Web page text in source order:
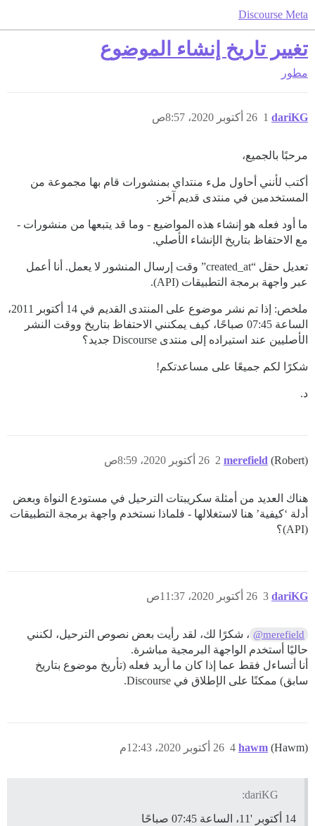
Discourse Meta
تغيير تاريخ إنشاء الموضوع
مطور
dariKG 26 أكتوبر 2020، 8:57ص 1
مرحبًا بالجميع،
أكتب لأنني أحاول ملء منتداي بمنشورات قام بها مجموعة من
المستخدمين في منتدى قديم آخر.
ما أود فعله هو إنشاء هذه المواضيع - وما قد يتبعها من منشورات -
مع الاحتفاظ بتاريخ الإنشاء الأصلي.
تعديل حقل “created_at” وقت إرسال المنشور لا يعمل. أنا أعمل
عبر واجهة برمجة التطبيقات (API).
ملخص: إذا تم نشر موضوع على المنتدى القديم في 14 أكتوبر 2011،
الساعة 07:45 صباحًا، كيف يمكنني الاحتفاظ بتاريخ ووقت النشر
الأصليين عند استيراده إلى منتدى Discourse جديد؟
شكرًا لكم جميعًا على مساعدتكم!
د.
merefield (Robert) 26 أكتوبر 2020، 8:59ص 2
هناك العديد من أمثلة سكريبتات الترحيل في مستودع النواة وبعض
أدلة ‘كيفية’ هنا لاستغلالها - فلماذا نستخدم واجهة برمجة التطبيقات
(API)؟
dariKG 26 أكتوبر 2020، 11:37ص 3
@merefield ، شكرًا لك، لقد رأيت بعض نصوص الترحيل، لكنني
حاليًا أستخدم الواجهة البرمجية مباشرة.
أنا أتساءل فقط عما إذا كان ما أريد فعله (تأريخ موضوع بتاريخ
سابق) ممكنًا على الإطلاق في Discourse.
hawm (Hawm) 26 أكتوبر 2020، 12:43م 4
dariKG:
14 أكتوبر '11، الساعة 07:45 صباحًا